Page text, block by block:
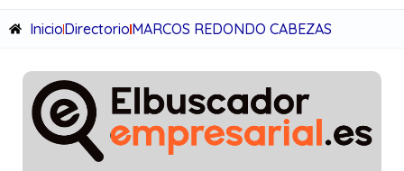
InicioDirectorioMARCOS REDONDO CABEZAS